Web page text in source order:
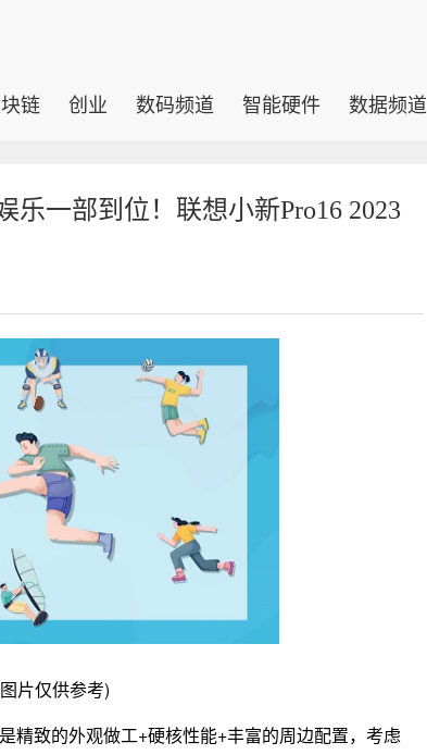
链 创业 数码频道 智能硬件 数据频道
一部到位！联想小新Pro16 2023
片仅供参考)
精致的外观做工+硬核性能+丰富的周边配置，考虑